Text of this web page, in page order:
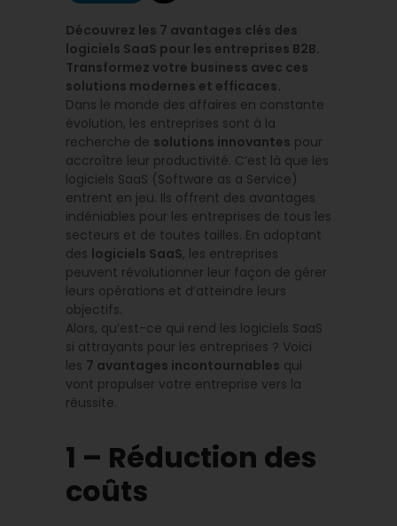
Découvrez les 7 avantages clés des
logiciels SaaS pour les entreprises B2B.
Transformez votre business avec ces
solutions modernes et efficaces.
Dans le monde des affaires en constante
évolution, les entreprises sont à la
recherche de solutions innovantes pour
accroître leur productivité. C’est là que les
logiciels SaaS (Software as a Service)
entrent en jeu. Ils offrent des avantages
indéniables pour les entreprises de tous les
secteurs et de toutes tailles. En adoptant
des logiciels SaaS, les entreprises
peuvent révolutionner leur façon de gérer
leurs opérations et d’atteindre leurs
objectifs.
Alors, qu’est-ce qui rend les logiciels SaaS
si attrayants pour les entreprises ? Voici
les 7 avantages incontournables qui
vont propulser votre entreprise vers la
réussite.
1 – Réduction des
coûts